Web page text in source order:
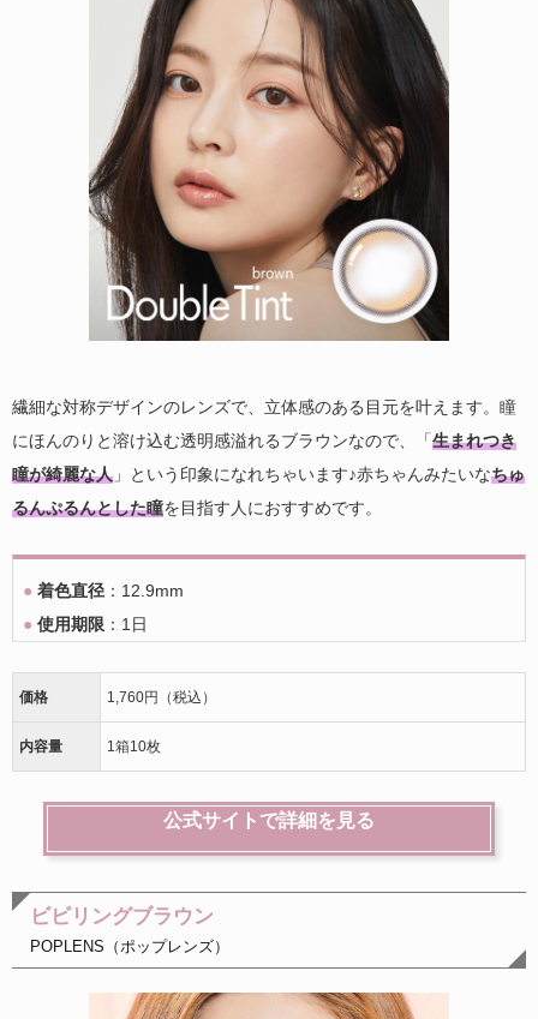
繊細な対称デザインのレンズで、立体感のある目元を叶えます。瞳
にほんのりと溶け込む透明感溢れるブラウンなので、「生まれつき
瞳が綺麗な人 」という印象になれちゃいます♪赤ちゃんみたいなちゅ
るんぷるんとした瞳を目指す人におすすめです。
● 着色直径 ：12.9mm
● 使用期限 ：1日
価格 1,760円（税込）
内容量 1箱10枚
公式サイトで詳細を見る
ビビリングブラウン
POPLENS（ポップレンズ）